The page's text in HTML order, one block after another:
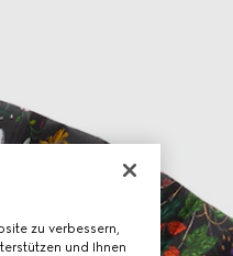
zu verbessern,
und Ihnen